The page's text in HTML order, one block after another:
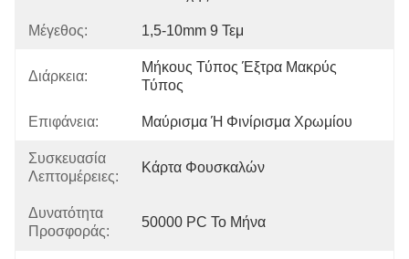
Μέγεθος: 1,5-10mm 9 Τεμ
Διάρκεια:
Μήκους Τύπος Έξτρα Μακρύς
Τύπος
Επιφάνεια: Μαύρισμα Ή Φινίρισμα Χρωμίου
Συσκευασία
Λεπτομέρειες:
Κάρτα Φουσκαλών
Δυνατότητα
Προσφοράς:
50000 PC Το Μήνα